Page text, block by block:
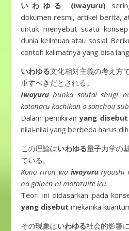
いわゆる (iwayuru)
dokumen resmi, artikel berita,
untuk menyebut suatu
dunia keilmuan atau sosial.
contoh kalimatnya yang bisa
いわゆる文化相対主義の考え方
重すべきだとされる。
Iwayurubunka soutai shugi
kotonaru kachikan o sonchou
Dalam pemikiranyang disebut
nilai-nilai yang berbeda harus
この理論はいわゆる量子力学の
ている。
Kono riron wa iwayururyoushi
na gainen ni motozuite iru.
Teori ini didasarkan pada
yang disebut mekanika
その現象はいわゆる社会的影響